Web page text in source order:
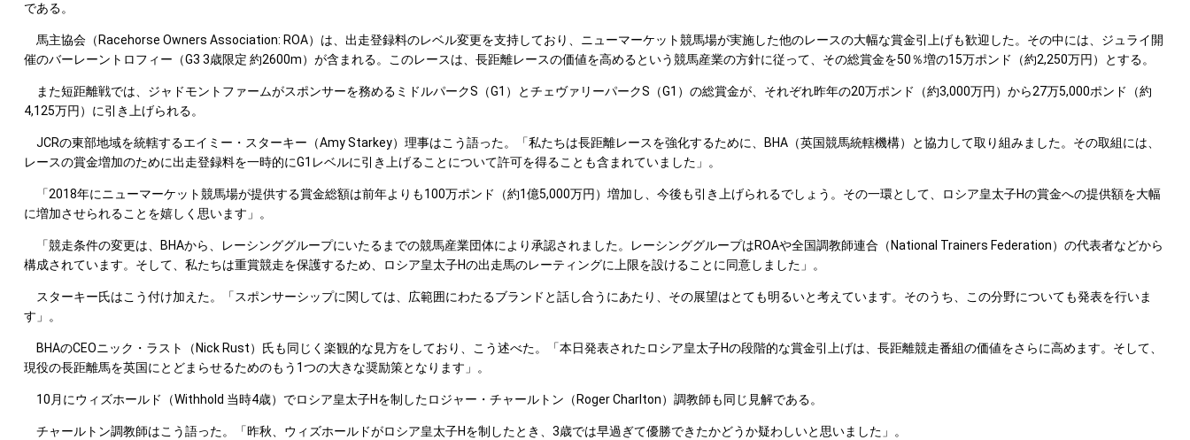
である。
馬主協会（Racehorse Owners Association: ROA）は、出走登録料のレベル変更を支持しており、ニューマーケット競馬場が実施した他のレースの大幅な賞金引上げも歓迎した。その中には、ジュライ開
催のバーレーントロフィー（G3 3歳限定 約2600m）が含まれる。このレースは、長距離レースの価値を高めるという競馬産業の方針に従って、その総賞金を50％増の15万ポンド（約2,250万円）とする。
また短距離戦では、ジャドモントファームがスポンサーを務めるミドルパークS（G1）とチェヴァリーパークS（G1）の総賞金が、それぞれ昨年の20万ポンド（約3,000万円）から27万5,000ポンド（約
4,125万円）に引き上げられる。
JCRの東部地域を統轄するエイミー・スターキー（Amy Starkey）理事はこう語った。「私たちは長距離レースを強化するために、BHA（英国競馬統轄機構）と協力して取り組みました。その取組には、
レースの賞金増加のために出走登録料を一時的にG1レベルに引き上げることについて許可を得ることも含まれていました」。
「2018年にニューマーケット競馬場が提供する賞金総額は前年よりも100万ポンド（約1億5,000万円）増加し、今後も引き上げられるでしょう。その一環として、ロシア皇太子Hの賞金への提供額を大幅
に増加させられることを嬉しく思います」。
「競走条件の変更は、BHAから、レーシンググループにいたるまでの競馬産業団体により承認されました。レーシンググループはROAや全国調教師連合（National Trainers Federation）の代表者などから
構成されています。そして、私たちは重賞競走を保護するため、ロシア皇太子Hの出走馬のレーティングに上限を設けることに同意しました」。
スターキー氏はこう付け加えた。「スポンサーシップに関しては、広範囲にわたるブランドと話し合うにあたり、その展望はとても明るいと考えています。そのうち、この分野についても発表を行いま
す」。
BHAのCEOニック・ラスト（Nick Rust）氏も同じく楽観的な見方をしており、こう述べた。「本日発表されたロシア皇太子Hの段階的な賞金引上げは、長距離競走番組の価値をさらに高めます。そして、
現役の長距離馬を英国にとどまらせるためのもう1つの大きな奨励策となります」。
10月にウィズホールド（Withhold 当時4歳）でロシア皇太子Hを制したロジャー・チャールトン（Roger Charlton）調教師も同じ見解である。
チャールトン調教師はこう語った。「昨秋、ウィズホールドがロシア皇太子Hを制したとき、3歳では早過ぎて優勝できたかどうか疑わしいと思いました」。